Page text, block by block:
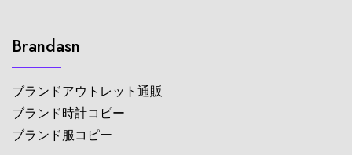
Brandasn
ブランドアウトレット通販
ブランド時計コピー
ブランド服コピー